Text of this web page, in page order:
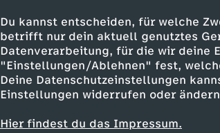
Du kannst entscheiden, für welche
betrifft nur dein aktuell genutztes
Datenverarbeitung, für die wir deine
"Einstellungen/Ablehnen" fest,
Deine Datenschutzeinstellungen
Einstellungen widerrufen oder
Hier findest du das Impressum.
Gesellschaft